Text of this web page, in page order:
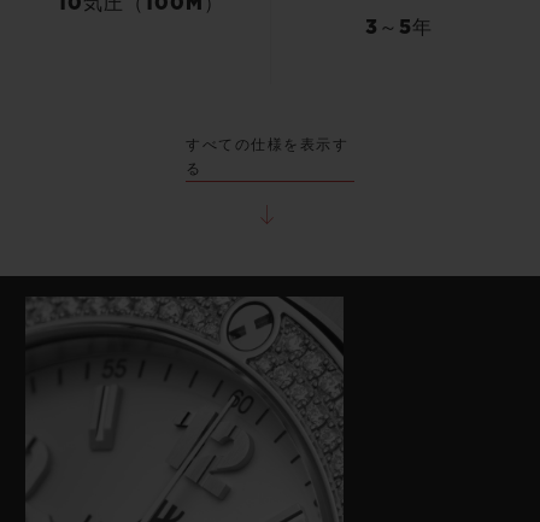
3～5年
すべての仕様を表示す
る